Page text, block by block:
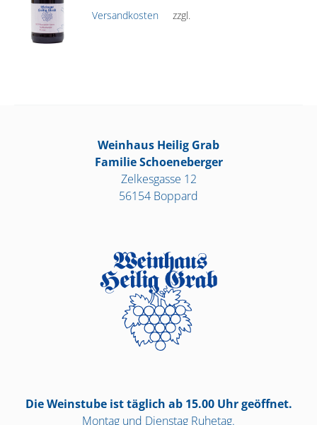
zzgl.
Versandkosten
Weinhaus Heilig Grab
Familie Schoeneberger
Zelkesgasse 12
56154 Boppard
Die Weinstube ist täglich ab 15.00 Uhr geöffnet.
Montag und Dienstag Ruhetag.